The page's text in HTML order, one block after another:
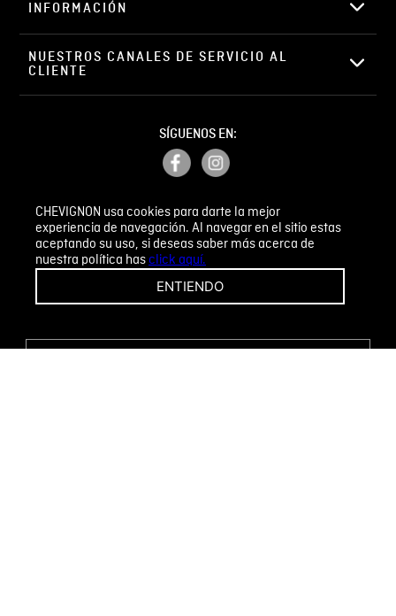
CHEVIGNON usa cookies para darte la mejor
experiencia de navegación. Al navegar en el sitio estas
aceptando su uso, si deseas saber más acerca de
nuestra política hasclick aquí.
ENTIENDO
ENVIAR COMENTARIO
INFORMACIÓN
NUESTROS CANALES DE SERVICIO AL
CLIENTE
SÍGUENOS EN:
PETICIONES, QUEJAS Y RECLAMOS
¡CAMBIOS Y DEVOLUCIONES FÁCILES!